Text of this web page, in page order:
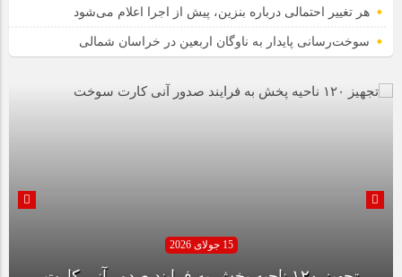
هر تغییر احتمالی درباره بنزین، پیش از اجرا اعلام می‌شود
سوخت‌رسانی پایدار به ناوگان اربعین در خراسان شمالی
15 جولای 2026